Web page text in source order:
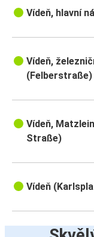
Vídeň, hlavní
Vídeň,
(Felberstraße)
Vídeň,
Straße)
Vídeň